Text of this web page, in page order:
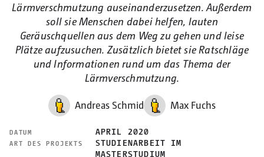
Lärmverschmutzung auseinanderzusetzen. Außerdem
soll sie Menschen dabei helfen, lauten
Geräuschquellen aus dem Weg zu gehen und leise
Plätze aufzusuchen. Zusätzlich bietet sie Ratschläge
und Informationen rund um das Thema der
Lärmverschmutzung.
Andreas Schmid Max Fuchs
DATUM APRIL 2020
ART DES PROJEKTS
STUDIENARBEIT IM
MASTERSTUDIUM